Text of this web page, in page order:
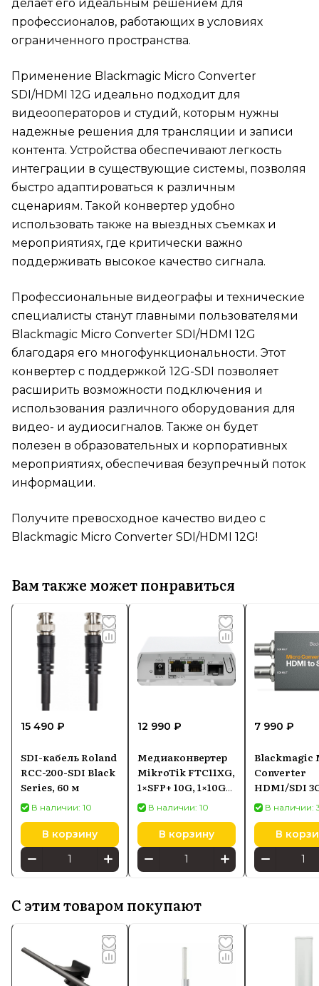
делает его идеальным решением для
профессионалов, работающих в условиях
ограниченного пространства.
Применение Blackmagic Micro Converter
SDI/HDMI 12G идеально подходит для
видеооператоров и студий, которым нужны
надежные решения для трансляции и записи
контента. Устройства обеспечивают легкость
интеграции в существующие системы, позволяя
быстро адаптироваться к различным
сценариям. Такой конвертер удобно
использовать также на выездных съемках и
мероприятиях, где критически важно
поддерживать высокое качество сигнала.
Профессиональные видеографы и технические
специалисты станут главными пользователями
Blackmagic Micro Converter SDI/HDMI 12G
благодаря его многофункциональности. Этот
конвертер с поддержкой 12G-SDI позволяет
расширить возможности подключения и
использования различного оборудования для
видео- и аудиосигналов. Также он будет
полезен в образовательных и корпоративных
мероприятиях, обеспечивая безупречный поток
информации.
Получите превосходное качество видео с
Blackmagic Micro Converter SDI/HDMI 12G!
Вам также может понравиться
15 490 ₽
SDI-кабель Roland
RCC-200-SDI Black
Series, 60 м
В наличии: 10
В корзину
12 990 ₽
Медиаконвертер
MikroTik FTC11XG,
1×SFP+ 10G, 1×10G
Ethernet
В наличии: 10
В корзину
7 990 ₽
Blackmagic
Converter
HDMI/SDI
В наличии:
В
С этим товаром покупают